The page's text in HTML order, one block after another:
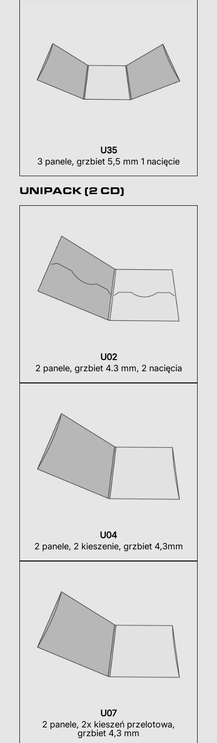
U35
3 panele, grzbiet 5,5 mm 1 nacięcie
UNIPACK (2 CD)
U02
2 panele, grzbiet 4.3 mm, 2 nacięcia
U04
2 panele, 2 kieszenie, grzbiet 4,3mm
U07
2 panele, 2x kieszeń przelotowa,
grzbiet 4,3 mm